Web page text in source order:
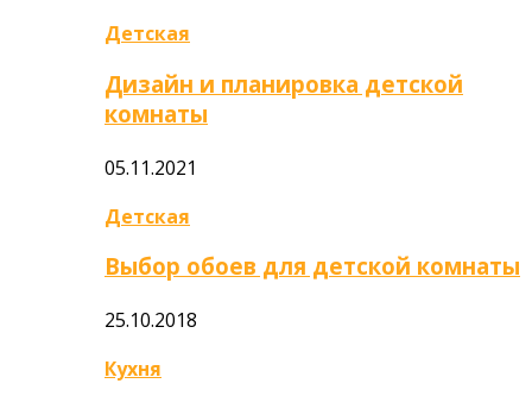
Детская
Дизайн и планировка детской
комнаты
05.11.2021
Детская
Выбор обоев для детской комнаты
25.10.2018
Кухня